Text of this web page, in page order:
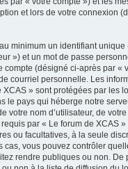
et lors de votre connexion
minimum un identifiant
») et un mot de passe
compte (désigné ci-après par «
courriel personnelle. Les
XCAS » sont protégées par les
le pays qui héberge notre
votre nom d’utilisateur, de
par « Le forum de XCAS »
ou facultatives, à la seule
cas, vous pouvez contrôler
rendre publiques ou non. De